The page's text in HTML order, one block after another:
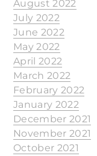
August 2022
July 2022
June 2022
May 2022
April 2022
March 2022
February 2022
January 2022
December 2021
November 2021
October 2021